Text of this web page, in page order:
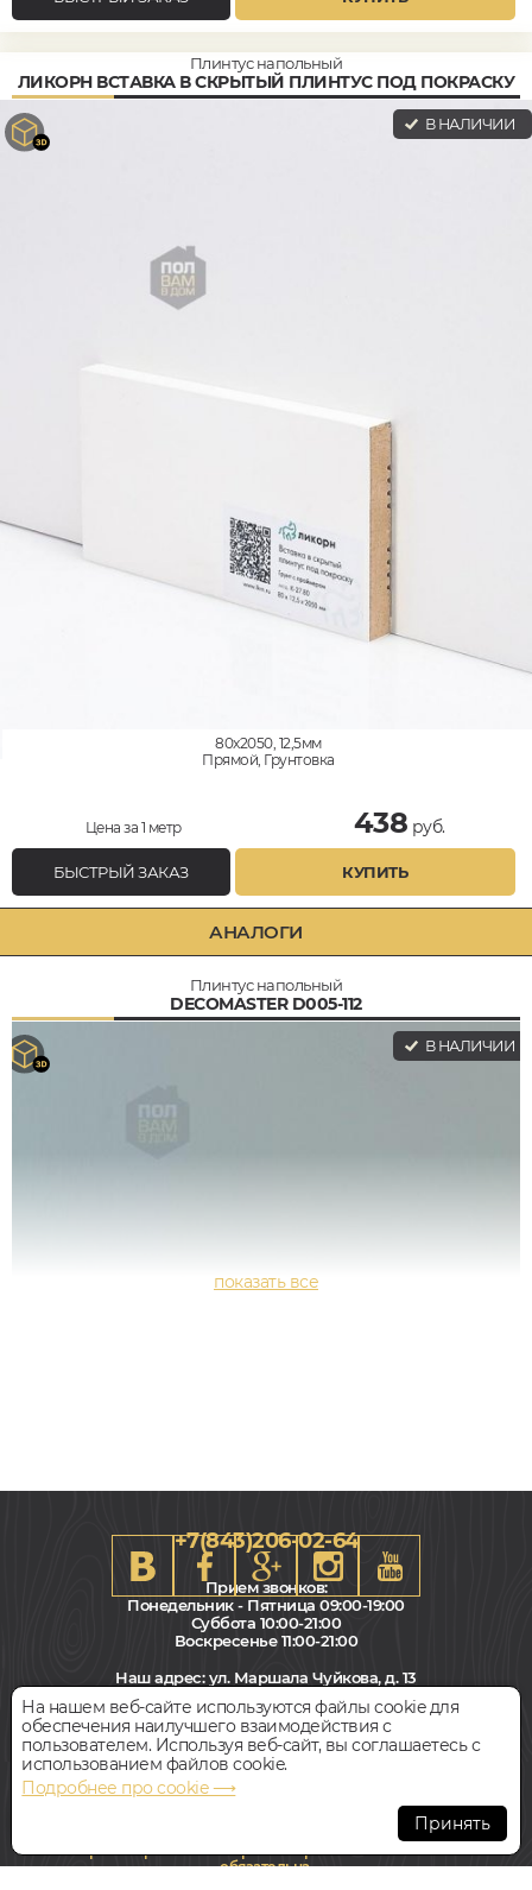
Плинтус напольный
ЛИКОРН ВСТАВКА В СКРЫТЫЙ ПЛИНТУС ПОД ПОКРАСКУ
В НАЛИЧИИ
80x2050, 12,5мм
Прямой, Грунтовка
Цена за 1 метр 438 руб.
БЫСТРЫЙ ЗАКАЗ КУПИТЬ
АНАЛОГИ
Плинтус напольный
DECOMASTER D005-112
В НАЛИЧИИ
Фигурный
Цена за 1 метр 513руб.
БЫСТРЫЙ ЗАКАЗ
Плинтус напольный
+7(843)206-02-64
Прием звонков:
Понедельник - Пятница 09:00-19:00
Суббота 10:00-21:00
Воскресенье 11:00-21:00
Наш адрес:ул. Маршала Чуйкова, д. 13
Салон "Паркет Пол"
Всегда свободная парковка
© Интернет-магазин Polvamvdom.ru 2011-2026. Все права
При копировании материалов прямая ссылка на сайт
обязательна.
На нашем веб-сайте используются файлы cookie для
обеспечения наилучшего взаимодействия с
пользователем. Используя веб-сайт, вы соглашаетесь с
использованием файлов cookie.
Подробнее про cookie ⟶
Принять